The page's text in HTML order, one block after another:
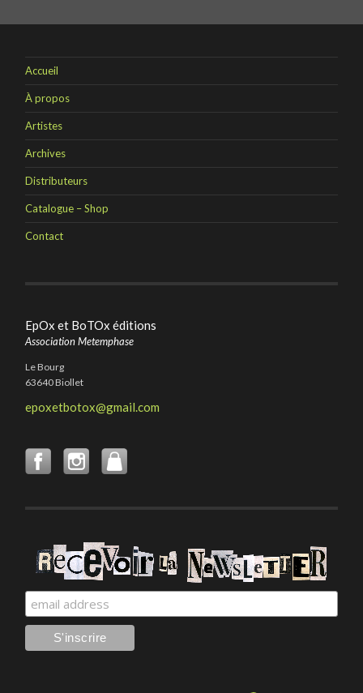
Accueil
À propos
Artistes
Archives
Distributeurs
Catalogue – Shop
Contact
EpOx et BoTOx éditions
Association Metemphase
Le Bourg
63640 Biollet
epoxetbotox@gmail.com